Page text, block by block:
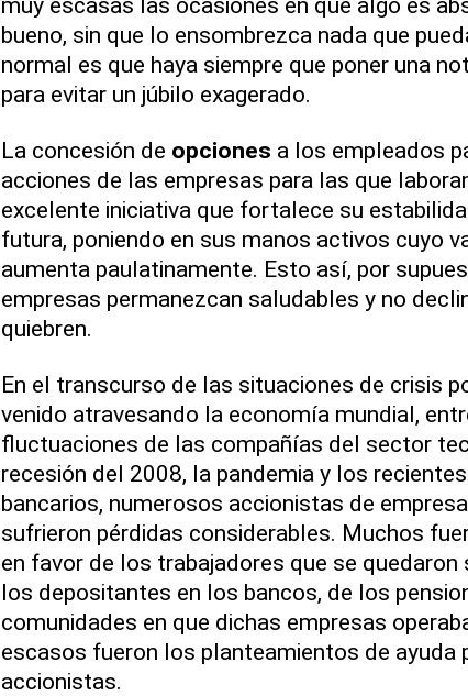
bueno, sin que lo ensombrezca nada que
normal es que haya siempre que poner una
para evitar un júbilo exagerado.
La concesión de opciones a los empleados
acciones de las empresas para las que
excelente iniciativa que fortalece su
futura, poniendo en sus manos activos cuyo
aumenta paulatinamente. Esto así, por
empresas permanezcan saludables y no
quiebren.
En el transcurso de las situaciones de crisis
venido atravesando la economía mundial,
fluctuaciones de las compañías del sector
recesión del 2008, la pandemia y los
bancarios, numerosos accionistas de
sufrieron pérdidas considerables. Muchos
en favor de los trabajadores que se quedaron
los depositantes en los bancos, de los
comunidades en que dichas empresas
escasos fueron los planteamientos de ayuda
accionistas.